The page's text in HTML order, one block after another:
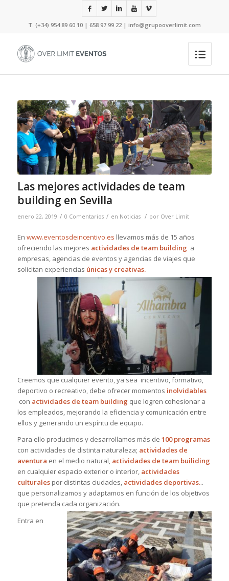
T. (+34) 954 89 60 10 | 658 97 99 22 | info@grupooverlimit.com
Las mejores actividades de team
building en Sevilla
enero 22, 2019 / 0 Comentarios / en Noticias / por Over Limit
En www.eventosdeincentivo.es llevamos más de 15 años
ofreciendo las mejores actividades de team building a
empresas, agencias de eventos y agencias de viajes que
solicitan experiencias únicas y creativas.
Creemos que cualquier evento, ya sea incentivo, formativo,
deportivo o recreativo, debe ofrecer momentos inolvidables
con actividades de team building que logren cohesionar a
los empleados, mejorando la eficiencia y comunicación entre
ellos y generando un espíritu de equipo.
Para ello producimos y desarrollamos más de 100 programas
con actividades de distinta naturaleza; actividades de
aventura en el medio natural, actividades de team builiding
en cualquier espacio exterior o interior, actividades
culturalespor distintas ciudades, actividades deportivas...
que personalizamos y adaptamos en función de los objetivos
que pretenda cada organización.
Entra en